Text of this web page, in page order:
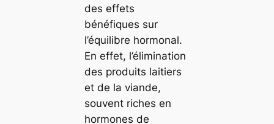
des effets
bénéfiques sur
l’équilibre hormonal.
En effet, l’élimination
des produits laitiers
et de la viande,
souvent riches en
hormones de